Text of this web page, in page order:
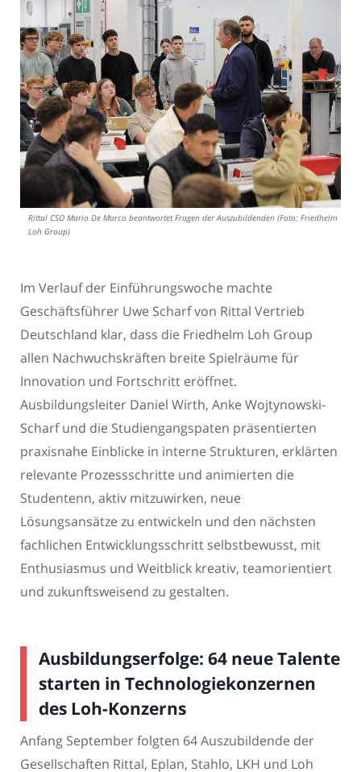
Rittal CSO Mario De Marco beantwortet Fragen der Auszubildenden (Foto: Friedhelm
Loh Group)
Im Verlauf der Einführungswoche machte
Geschäftsführer Uwe Scharf von Rittal Vertrieb
Deutschland klar, dass die Friedhelm Loh Group
allen Nachwuchskräften breite Spielräume für
Innovation und Fortschritt eröffnet.
Ausbildungsleiter Daniel Wirth, Anke Wojtynowski-
Scharf und die Studiengangspaten präsentierten
praxisnahe Einblicke in interne Strukturen, erklärten
relevante Prozessschritte und animierten die
Studentenn, aktiv mitzuwirken, neue
Lösungsansätze zu entwickeln und den nächsten
fachlichen Entwicklungsschritt selbstbewusst, mit
Enthusiasmus und Weitblick kreativ, teamorientiert
und zukunftsweisend zu gestalten.
Ausbildungserfolge: 64 neue Talente
starten in Technologiekonzernen
des Loh-Konzerns
Anfang September folgten 64 Auszubildende der
Gesellschaften Rittal, Eplan, Stahlo, LKH und Loh